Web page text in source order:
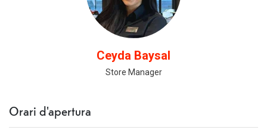
Ceyda Baysal
Store Manager
Orari d'apertura